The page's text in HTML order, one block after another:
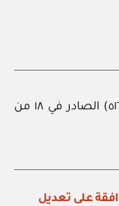
نشر في عدد جريدة أم القرى رقم (٥١٦٤) الصادر في ١٨ من
رقم (١٧) الموافقة على تعديل